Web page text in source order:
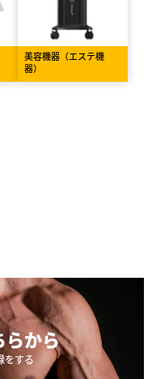
美容機器（エステ機
器）
らから
をする